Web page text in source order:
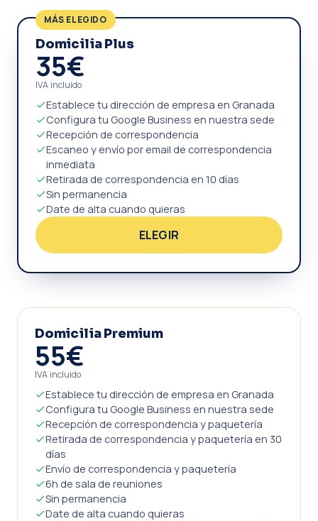
MÁS ELEGIDO
Domicilia Plus
35€
IVA incluido
Establece tu dirección de empresa en Granada
Configura tu Google Business en nuestra sede
Recepción de correspondencia
Escaneo y envío por email de correspondencia
inmediata
Retirada de correspondencia en 10 días
Sin permanencia
Date de alta cuando quieras
ELEGIR
Domicilia Premium
55€
IVA incluido
Establece tu dirección de empresa en Granada
Configura tu Google Business en nuestra sede
Recepción de correspondencia y paquetería
Retirada de correspondencia y paquetería en 30
días
Envío de correspondencia y paquetería
6h de sala de reuniones
Sin permanencia
Date de alta cuando quieras